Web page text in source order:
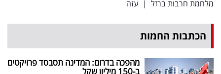
מלחמת חרבות ברזל | עזה
הכתבות החמות
מהפכה בדרום: המדינה תסבסד פרויקטים
ב-150 מיליון שקל